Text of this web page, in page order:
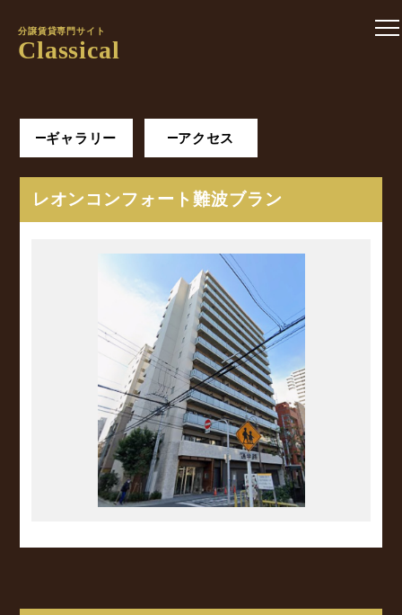
分譲賃貸専門サイト
Classical
ギャラリー アクセス
レオンコンフォート難波ブラン